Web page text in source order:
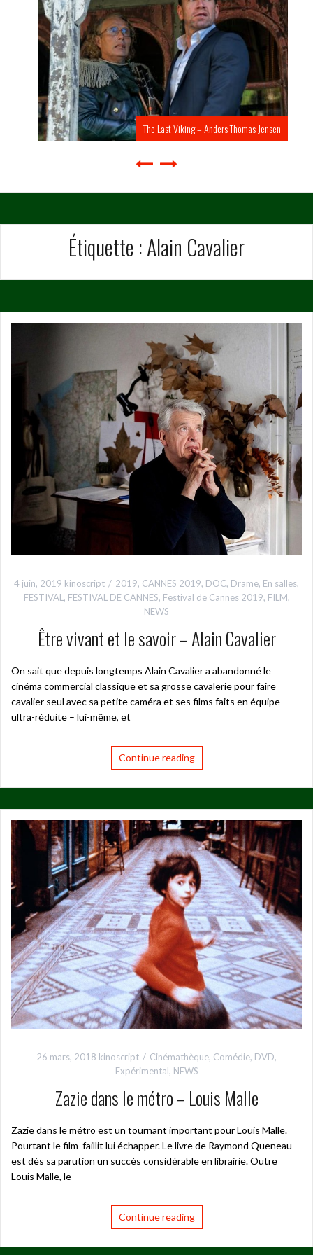
The Last Viking – Anders Thomas Jensen
Étiquette :Alain Cavalier
4 juin, 2019 kinoscript 2019, CANNES 2019, DOC, Drame, En salles,
FESTIVAL , FESTIVAL DE CANNES, Festival de Cannes 2019, FILM,
NEWS
Être vivant et le savoir – Alain Cavalier
On sait que depuis longtemps Alain Cavalier a abandonné le
cinéma commercial classique et sa grosse cavalerie pour faire
cavalier seul avec sa petite caméra et ses films faits en équipe
ultra-réduite – lui-même, et
Continue reading
26 mars, 2018 kinoscript Cinémathèque, Comédie, DVD,
Expérimental, NEWS
Zazie dans le métro – Louis Malle
Zazie dans le métro est un tournant important pour Louis Malle.
Pourtant le film faillit lui échapper. Le livre de Raymond Queneau
est dès sa parution un succès considérable en librairie. Outre
Louis Malle, le
Continue reading